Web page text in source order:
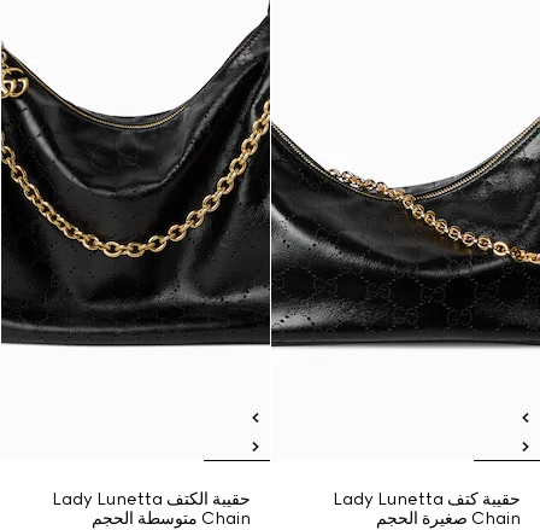
حقيبة كتف Lady Lunetta
Chain صغيرة الحجم
حقيبة الكتف Lady Lunetta
Chain متوسطة الحجم